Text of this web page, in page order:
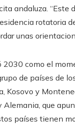
andaluza. “Este
rotatoria
unas
como el
de países de
y
que
países tienen